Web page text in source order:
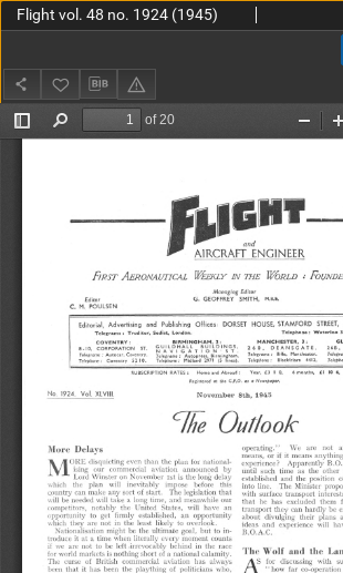
Flight vol. 48 no. 1924 (1945)